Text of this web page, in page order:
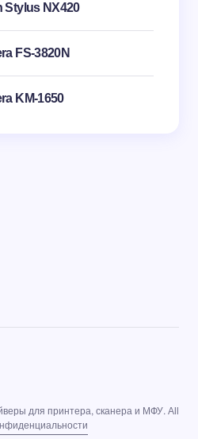
NX420
FS-3820N
KM-1650
для принтера, сканера и МФУ. All